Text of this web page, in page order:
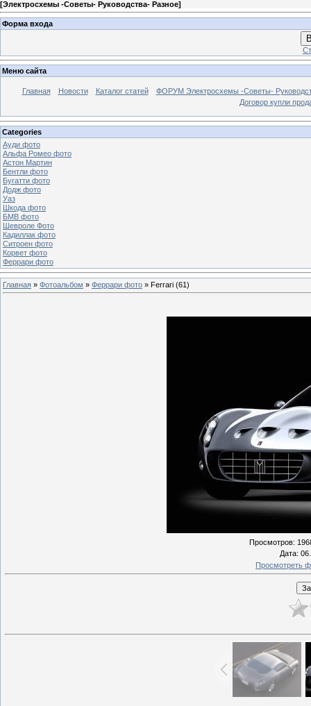
[Электросхемы -Советы- Руководства- Разное]
Форма входа
Меню сайта
Главная Новости Каталог статей
ФОРУМ Электросхемы -Советы-
Договор купли
Categories
Ауди фото
Альфа Ромео фото
Астон Мартин
Бентли фото
Бугатти фото
Додж фото
Уаз
Шкода фото
БМВ фото
Шевроле Фото
Кадиллак фото
Ситроен фото
Корвет фото
Феррари фото
Главная » Фотоальбом » Феррари фото » Ferrari (61)
Просмотров:
Дата:
Просмотреть